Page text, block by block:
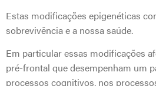
Estas modificações epigenéticas
sobrevivência e a nossa saúde.
Em particular essas modificações
pré-frontal que desempenham um
processos cognitivos, nos